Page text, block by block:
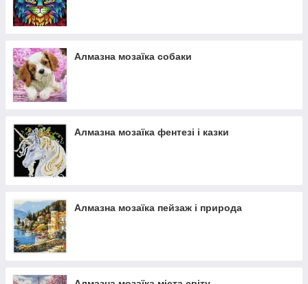
Алмазна мозаїка собаки
Алмазна мозаїка фентезі і казки
Алмазна мозаїка пейзаж і природа